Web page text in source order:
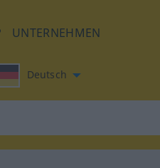
UNTERNEHMEN
Deutsch